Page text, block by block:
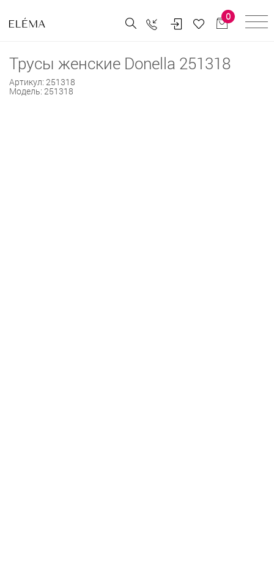
0
Трусы женские Donella 251318
Артикул: 251318
Модель: 251318